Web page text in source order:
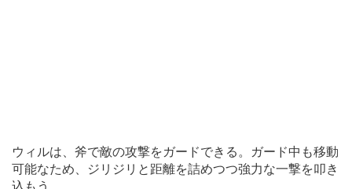
ウィルは、斧で敵の攻撃をガードできる。ガード中も移動
可能なため、ジリジリと距離を詰めつつ強力な一撃を叩き